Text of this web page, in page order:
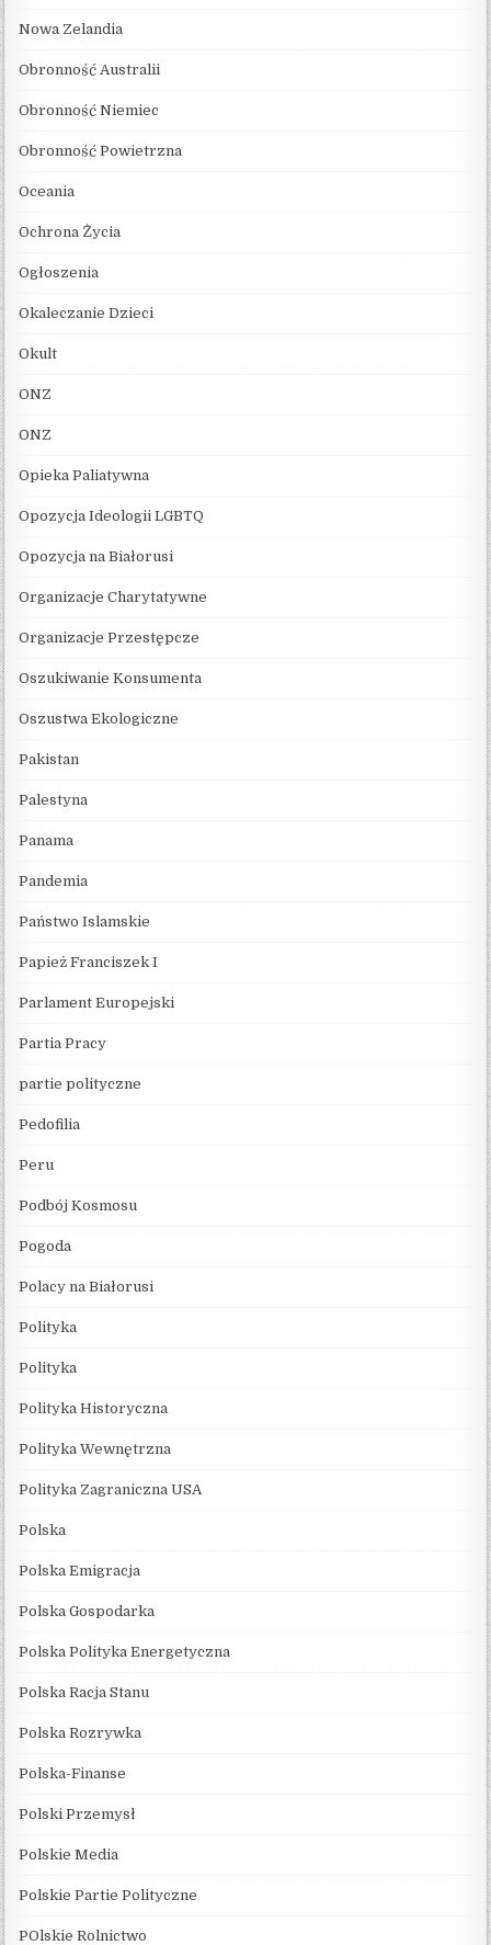
Nowa Zelandia
Obronność Australii
Obronność Niemiec
Obronność Powietrzna
Oceania
Ochrona Życia
Ogłoszenia
Okaleczanie Dzieci
Okult
ONZ
ONZ
Opieka Paliatywna
Opozycja Ideologii LGBTQ
Opozycja na Białorusi
Organizacje Charytatywne
Organizacje Przestępcze
Oszukiwanie Konsumenta
Oszustwa Ekologiczne
Pakistan
Palestyna
Panama
Pandemia
Państwo Islamskie
Papież Franciszek I
Parlament Europejski
Partia Pracy
partie polityczne
Pedofilia
Peru
Podbój Kosmosu
Pogoda
Polacy na Białorusi
Polityka
Polityka
Polityka Historyczna
Polityka Wewnętrzna
Polityka Zagraniczna USA
Polska
Polska Emigracja
Polska Gospodarka
Polska Polityka Energetyczna
Polska Racja Stanu
Polska Rozrywka
Polska-Finanse
Polski Przemysł
Polskie Media
Polskie Partie Polityczne
POlskie Rolnictwo